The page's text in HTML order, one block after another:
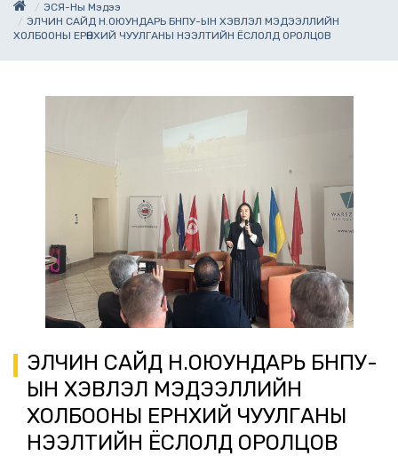
ЭСЯ-Ны Мэдээ
ЭЛЧИН САЙД Н.ОЮУНДАРЬ БНПУ-ЫН ХЭВЛЭЛ МЭДЭЭЛЛИЙН
ХОЛБООНЫ ЕРӨНХИЙ ЧУУЛГАНЫ НЭЭЛТИЙН ЁСЛОЛД ОРОЛЦОВ
ЭЛЧИН САЙД Н.ОЮУНДАРЬ БНПУ-
ЫН ХЭВЛЭЛ МЭДЭЭЛЛИЙН
ХОЛБООНЫ ЕРӨНХИЙ ЧУУЛГАНЫ
НЭЭЛТИЙН ЁСЛОЛД ОРОЛЦОВ